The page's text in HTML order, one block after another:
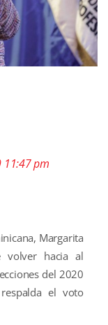
11:47 pm
Margarita
volver hacia al
del 2020
el voto